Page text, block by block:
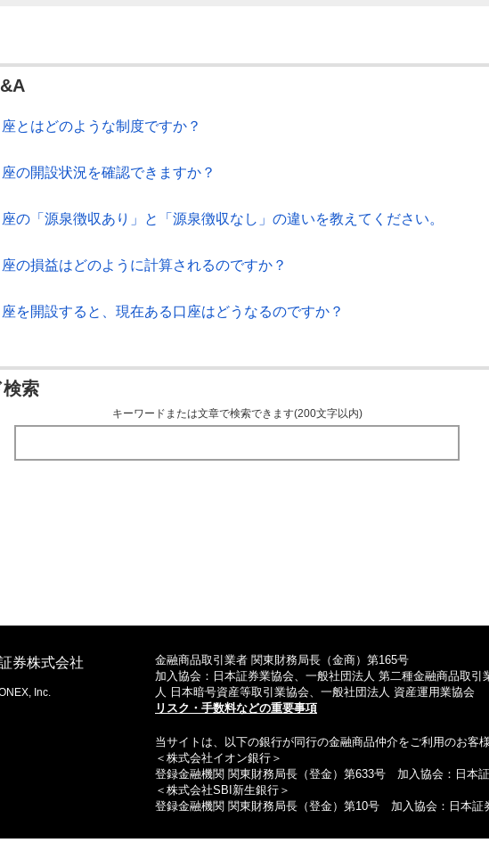
とはどのような制度ですか？
の開設状況を確認できますか？
の「源泉徴収あり」と「源泉徴収なし」の違いを教えてください。
の損益はどのように計算されるのですか？
を開設すると、現在ある口座はどうなるのですか？
検索
キーワードまたは文章で検索できます(200文字以内)
Inc.
金融商品取引業者 関東財務局長（金商）第165号
加入協会：日本証券業協会、一般社団法人 第二種金融商品取
人 日本暗号資産等取引業協会、一般社団法人 資産運用業協会
リスク・手数料などの重要事項
当サイトは、以下の銀行が同行の金融商品仲介をご利用のお客
＜株式会社イオン銀行＞
登録金融機関 関東財務局長（登金）第633号 加入協会：日本
＜株式会社SBI新生銀行＞
登録金融機関 関東財務局長（登金）第10号 加入協会：日本証